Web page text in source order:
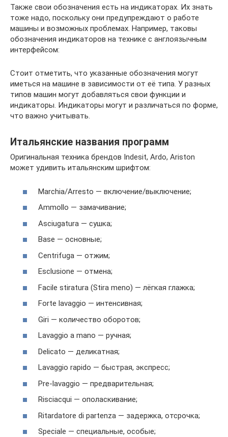
Также свои обозначения есть на индикаторах. Их знать
тоже надо, поскольку они предупреждают о работе
машины и возможных проблемах. Например, таковы
обозначения индикаторов на технике с англоязычным
интерфейсом:
Стоит отметить, что указанные обозначения могут
иметься на машине в зависимости от её типа. У разных
типов машин могут добавляться свои функции и
индикаторы. Индикаторы могут и различаться по форме,
что важно учитывать.
Итальянские названия программ
Оригинальная техника брендов Indesit, Ardo, Ariston
может удивить итальянским шрифтом:
Marchia/Arresto — включение/выключение;
Ammollo — замачивание;
Asciugatura — сушка;
Base — основные;
Centrifuga — отжим;
Esclusione — отмена;
Facile stiratura (Stira meno) — лёгкая глажка;
Forte lavaggio — интенсивная;
Giri — количество оборотов;
Lavaggio a mano — ручная;
Delicato — деликатная;
Lavaggio rapido — быстрая, экспресс;
Pre-lavaggio — предварительная;
Risciacqui — ополаскивание;
Ritardatore di partenza — задержка, отсрочка;
Speciale — специальные, особые;